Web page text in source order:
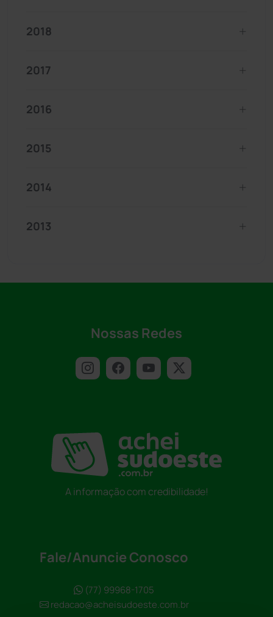
2018
2017
2016
2015
2014
2013
Nossas Redes
A informação com credibilidade!
Fale/Anuncie Conosco
(77) 99968-1705
redacao@acheisudoeste.com.br